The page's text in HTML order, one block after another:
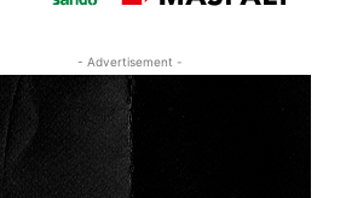
- Advertisement -